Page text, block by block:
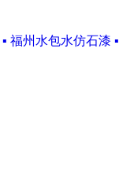
▪ 福州水包水仿石漆 ▪